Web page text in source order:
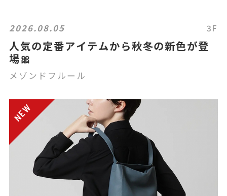
2026.08.05 3F
人気の定番アイテムから秋冬の新色が登
場🎀
メゾンドフルール